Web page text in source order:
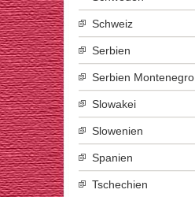
Schweiz
Serbien
Serbien Montenegro
Slowakei
Slowenien
Spanien
Tschechien